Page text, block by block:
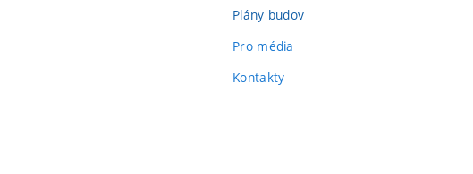
Plány budov
Pro média
Kontakty